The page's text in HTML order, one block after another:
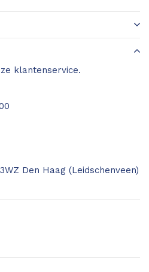
klantenservice.
Den Haag (Leidschenveen)